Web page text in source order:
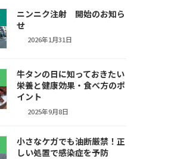
ニンニク注射 開始のお知ら
せ
2026年1月31日
牛タンの日に知っておきたい
栄養と健康効果・食べ方のポ
イント
2025年9月8日
小さなケガでも油断厳禁！正
しい処置で感染症を予防